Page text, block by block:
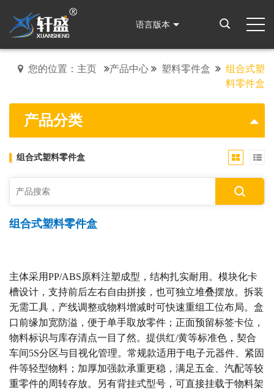
语言版本
您的位置：主页 产品中心 塑料零件盒
组合式塑
料零件盒
产品分类
组合式塑料零件盒
组合式塑料零件盒
主体采用PP/ABS原料注塑成型，结构扎实耐用。模块化卡
槽设计，支持前后左右自由拼接，也可独立堆叠摆放。拆装
无需工具，产线调整或物料增减时可快速重组工位布局。 盒
口前缘加宽防溢，便于单手取放零件；正面预留标签卡位，
物料标识与库存清点一目了然。提供红/黄等标准色，契合
车间5S分区与目视化管理。常规款适用于电子元器件、紧固
件等轻型物料；加厚加强款承重更稳，满足五金、汽配等较
重零件的周转存放。另有背挂式型号，可直接挂载于物料架